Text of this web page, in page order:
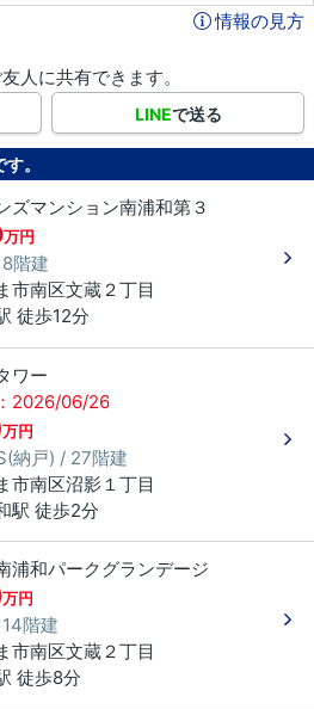
情報の見方
人に共有できます。
LINEで送る
。
ズマンション南浦和第３
万円
階建
市南区文蔵２丁目
徒歩12分
ワー
2026/06/26
万円
納戸) / 27階建
市南区沼影 １丁目
駅 徒歩2分
浦和パークグランデージ
万円
階建
市南区文蔵２丁目
徒歩8分